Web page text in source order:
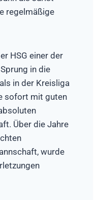
regelmäßige
HSG einer der
in die
in der Kreisliga
sofort mit guten
Über die Jahre
wurde